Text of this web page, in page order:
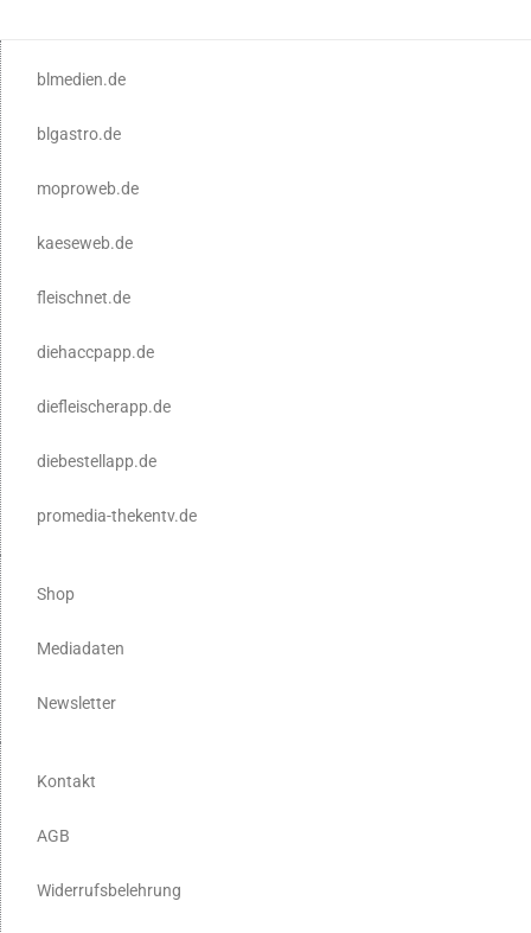
blmedien.de
blgastro.de
moproweb.de
kaeseweb.de
fleischnet.de
diehaccpapp.de
diefleischerapp.de
diebestellapp.de
promedia-thekentv.de
Shop
Mediadaten
Newsletter
Kontakt
AGB
Widerrufsbelehrung